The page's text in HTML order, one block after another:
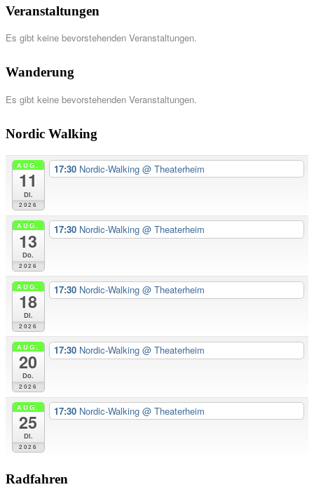
Veranstaltungen
Es gibt keine bevorstehenden Veranstaltungen.
Wanderung
Es gibt keine bevorstehenden Veranstaltungen.
Nordic Walking
AUG.
11
Di.
2026
17:30 Nordic-Walking @ Theaterheim
AUG.
13
Do.
2026
17:30 Nordic-Walking @ Theaterheim
AUG.
18
Di.
2026
17:30 Nordic-Walking @ Theaterheim
AUG.
20
Do.
2026
17:30 Nordic-Walking @ Theaterheim
AUG.
25
Di.
2026
17:30 Nordic-Walking @ Theaterheim
Radfahren